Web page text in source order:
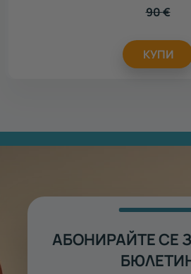
90€
КУПИ
АБОНИРАЙТЕ СЕ